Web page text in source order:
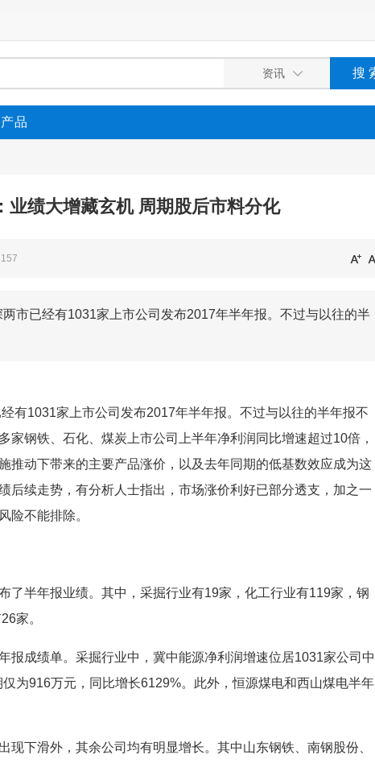
品
业绩大增藏玄机 周期股后市料分化
已经有1031家上市公司发布2017年半年报。不过与以往的半
1031家上市公司发布2017年半年报。不过与以往的半年报不
钢铁、石化、煤炭上市公司上半年净利润同比增速超过10倍，
推动下带来的主要产品涨价，以及去年同期的低基数效应成为这
后续走势，有分析人士指出，市场涨价利好已部分透支，加之一
险不能排除。
半年报业绩。其中，采掘行业有19家，化工行业有119家，钢
家。
成绩单。采掘行业中，冀中能源净利润增速位居1031家公司中
为916万元，同比增长6129%。此外，恒源煤电和西山煤电半年
滑外，其余公司均有明显增长。其中山东钢铁、南钢股份、